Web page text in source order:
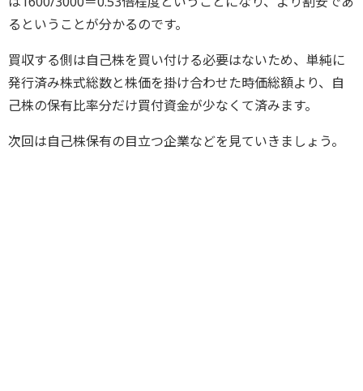
るということが分かるのです。
買収する側は自己株を買い付ける必要はないため、単純に
発行済み株式総数と株価を掛け合わせた時価総額より、自
己株の保有比率分だけ買付資金が少なくて済みます。
次回は自己株保有の目立つ企業などを見ていきましょう。